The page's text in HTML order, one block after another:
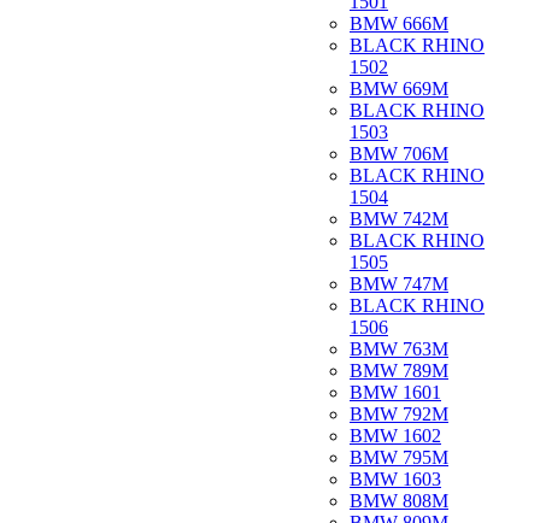
BMW 666M
BLACK RHINO
1502
BMW 669M
BLACK RHINO
1503
BMW 706M
BLACK RHINO
1504
BMW 742M
BLACK RHINO
1505
BMW 747M
BLACK RHINO
1506
BMW 763M
BMW 789M
BMW 1601
BMW 792M
BMW 1602
BMW 795M
BMW 1603
BMW 808M